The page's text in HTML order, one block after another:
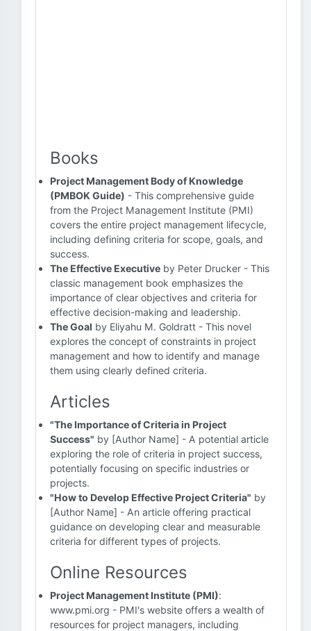
Books
Project Management Body of Knowledge
(PMBOK Guide) - This comprehensive guide
from the Project Management Institute (PMI)
covers the entire project management lifecycle,
including defining criteria for scope, goals, and
success.
The Effective Executive by Peter Drucker - This
classic management book emphasizes the
importance of clear objectives and criteria for
effective decision-making and leadership.
The Goal by Eliyahu M. Goldratt - This novel
explores the concept of constraints in project
management and how to identify and manage
them using clearly defined criteria.
Articles
"The Importance of Criteria in Project
Success" by [Author Name] - A potential article
exploring the role of criteria in project success,
potentially focusing on specific industries or
projects.
"How to Develop Effective Project Criteria" by
[Author Name] - An article offering practical
guidance on developing clear and measurable
criteria for different types of projects.
Online Resources
Project Management Institute (PMI):
www.pmi.org - PMI's website offers a wealth of
resources for project managers, including